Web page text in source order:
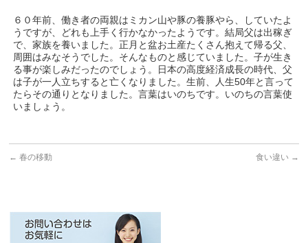
６０年前、働き者の両親はミカン山や豚の養豚やら、していたよ
うですが、どれも上手く行かなかったようです。結局父は出稼ぎ
で、家族を養いました。正月と盆お土産たくさん抱えて帰る父、
周囲はみなそうでした。そんなものと感じていました。子が生き
る事が楽しみだったのでしょう。日本の高度経済成長の時代、父
は子が一人立ちすると亡くなりました。生前、人生50年と言って
たらその通りとなりました。言葉はいのちです。いのちの言葉使
いましょう。
← 春の移動 食い違い →